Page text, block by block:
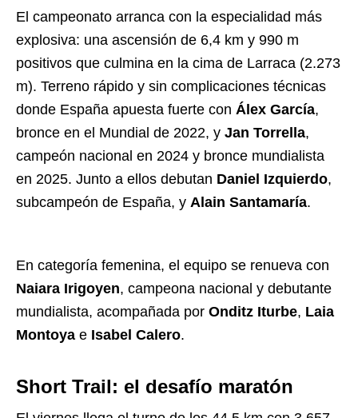
El campeonato arranca con la especialidad más
explosiva: una ascensión de 6,4 km y 990 m
positivos que culmina en la cima de Larraca (2.273
m). Terreno rápido y sin complicaciones técnicas
donde España apuesta fuerte con Álex García,
bronce en el Mundial de 2022, y Jan Torrella,
campeón nacional en 2024 y bronce mundialista
en 2025. Junto a ellos debutan Daniel Izquierdo,
subcampeón de España, y Alain Santamaría.
En categoría femenina, el equipo se renueva con
Naiara Irigoyen, campeona nacional y debutante
mundialista, acompañada por Onditz Iturbe, Laia
Montoya e Isabel Calero.
Short Trail: el desafío maratón